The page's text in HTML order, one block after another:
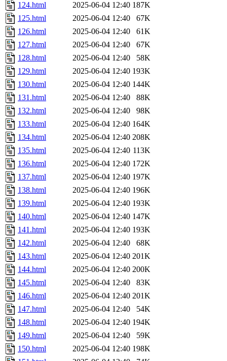
124.html
2025-06-04 12:40 187K
125.html
2025-06-04 12:40
67K
126.html
2025-06-04 12:40
61K
127.html
2025-06-04 12:40
67K
128.html
2025-06-04 12:40
58K
129.html
2025-06-04 12:40 193K
130.html
2025-06-04 12:40 144K
131.html
2025-06-04 12:40
88K
132.html
2025-06-04 12:40
98K
133.html
2025-06-04 12:40 164K
134.html
2025-06-04 12:40 208K
135.html
2025-06-04 12:40 113K
136.html
2025-06-04 12:40 172K
137.html
2025-06-04 12:40 197K
138.html
2025-06-04 12:40 196K
139.html
2025-06-04 12:40 193K
140.html
2025-06-04 12:40 147K
141.html
2025-06-04 12:40 193K
142.html
2025-06-04 12:40
68K
143.html
2025-06-04 12:40 201K
144.html
2025-06-04 12:40 200K
145.html
2025-06-04 12:40
83K
146.html
2025-06-04 12:40 201K
147.html
2025-06-04 12:40
54K
148.html
2025-06-04 12:40 194K
149.html
2025-06-04 12:40
59K
150.html
2025-06-04 12:40 198K